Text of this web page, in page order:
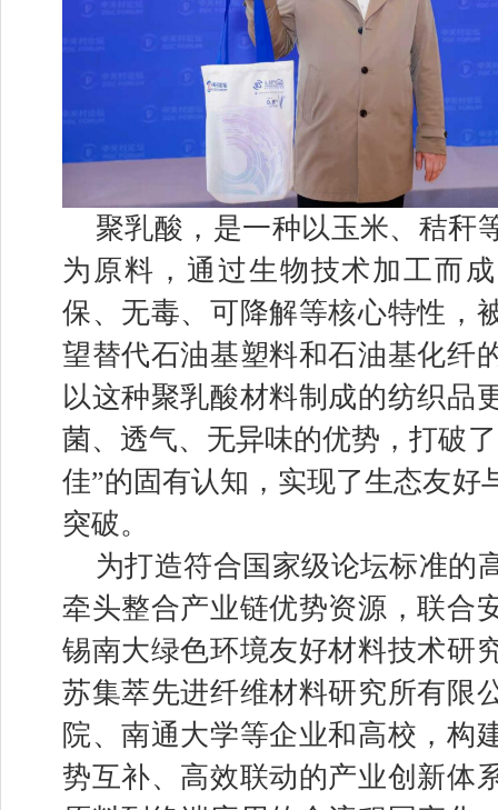
聚乳酸，是一种以玉米、秸秆
为原料，通过生物技术加工而
保、无毒、可降解等核心特性，
望替代石油基塑料和石油基化纤
以这种聚乳酸材料制成的纺织品
菌、透气、无异味的优势，打破
佳”的固有认知，实现了生态友好
突破。
为打造符合国家级论坛标准的
牵头整合产业链优势资源，联合
锡南大绿色环境友好材料技术研
苏集萃先进纤维材料研究所有限
院、南通大学等企业和高校，构
势互补、高效联动的产业创新体